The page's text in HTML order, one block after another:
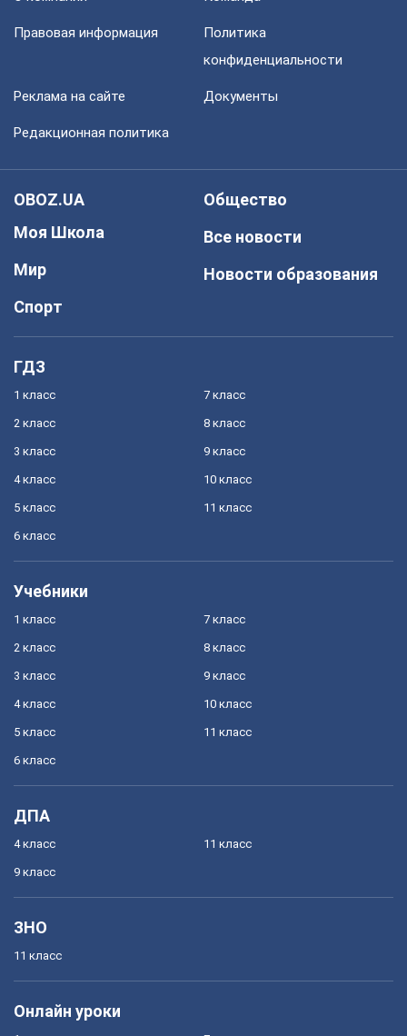
Правовая информация
Политика
конфиденциальности
Реклама на сайте Документы
Редакционная политика
OBOZ.UA
Моя Школа
Мир
Спорт
Общество
Все новости
Новости образования
ГДЗ
1 класс
2 класс
3 класс
4 класс
5 класс
6 класс
7 класс
8 класс
9 класс
10 класс
11 класс
Учебники
1 класс
2 класс
3 класс
4 класс
5 класс
6 класс
7 класс
8 класс
9 класс
10 класс
11 класс
ДПА
4 класс
9 класс
11 класс
ЗНО
11 класс
Онлайн уроки